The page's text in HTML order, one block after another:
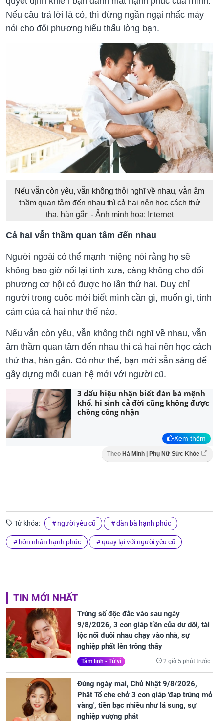
Nếu câu trả lời là có, thì đừng ngần ngại nhấc máy
nói cho đối phương hiểu thấu lòng bạn.
Nếu vẫn còn yêu, vẫn không thôi nghĩ về nhau, vẫn âm
thầm quan tâm đến nhau thì cả hai nên học cách thứ
tha, hàn gắn - Ảnh minh họa: Internet
Cả hai vẫn thầm quan tâm đến nhau
Người ngoài có thể mạnh miệng nói rằng họ sẽ
không bao giờ nối lại tình xưa, càng không cho đối
phương cơ hội có được họ lần thứ hai. Duy chỉ
người trong cuộc mới biết mình cần gì, muốn gì, tình
cảm của cả hai như thế nào.
Nếu vẫn còn yêu, vẫn không thôi nghĩ về nhau, vẫn
âm thầm quan tâm đến nhau thì cả hai nên học cách
thứ tha, hàn gắn. Có như thế, bạn mới sẵn sàng để
gầy dựng mối quan hệ mới với người cũ.
3 dấu hiệu nhận biết đàn bà mệnh
khổ, hi sinh cả đời cũng không được
chồng công nhận
Xem thêm
Theo Hà Minh | Phụ Nữ Sức Khỏe
Từ khóa: người yêu cũ đàn bà hạnh phúc
hôn nhân hạnh phúc quay lại với người yêu cũ
TIN MỚI NHẤT
Trúng số độc đắc vào sau ngày
9/8/2026, 3 con giáp tiền của dư dôi, tài
lộc nối đuôi nhau chạy vào nhà, sự
nghiệp phất lên trông thấy
Tâm linh - Tử vi 2 giờ 5 phút trước
Đúng ngày mai, Chủ Nhật 9/8/2026,
Phật Tổ che chở 3 con giáp 'đạp trúng mỏ
vàng', tiền bạc nhiều như lá sung, sự
nghiệp vượng phát